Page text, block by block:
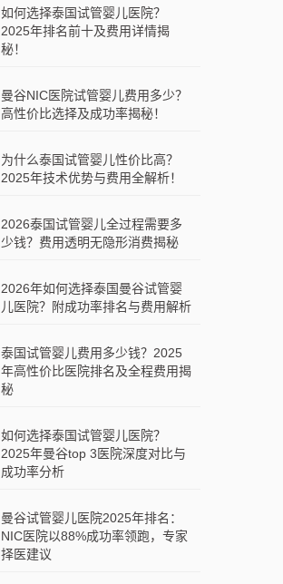
如何选择泰国试管婴儿医院？
2025年排名前十及费用详情揭
秘！
曼谷NIC医院试管婴儿费用多少？
高性价比选择及成功率揭秘！
为什么泰国试管婴儿性价比高？
2025年技术优势与费用全解析！
2026泰国试管婴儿全过程需要多
少钱？费用透明无隐形消费揭秘
2026年如何选择泰国曼谷试管婴
儿医院？附成功率排名与费用解析
泰国试管婴儿费用多少钱？2025
年高性价比医院排名及全程费用揭
秘
如何选择泰国试管婴儿医院？
2025年曼谷top 3医院深度对比与
成功率分析
曼谷试管婴儿医院2025年排名：
NIC医院以88%成功率领跑，专家
择医建议